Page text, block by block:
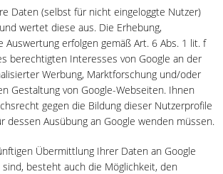
Daten (selbst für nicht eingeloggte Nutzer)
wertet diese aus. Die Erhebung,
Auswertung erfolgen gemäß Art. 6 Abs. 1 lit. f
berechtigten Interesses von Google an der
Werbung, Marktforschung und/oder
Gestaltung von Google-Webseiten. Ihnen
gegen die Bildung dieser Nutzerprofile
dessen Ausübung an Google wenden müssen.
Übermittlung Ihrer Daten an Google
besteht auch die Möglichkeit, den